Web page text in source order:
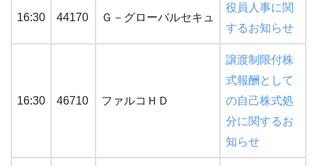
16:30 44170 Ｇ－グローバルセキュ
役員人事に関
するお知らせ
16:30 46710 ファルコＨＤ
譲渡制限付株
式報酬として
の自己株式処
分に関するお
知らせ